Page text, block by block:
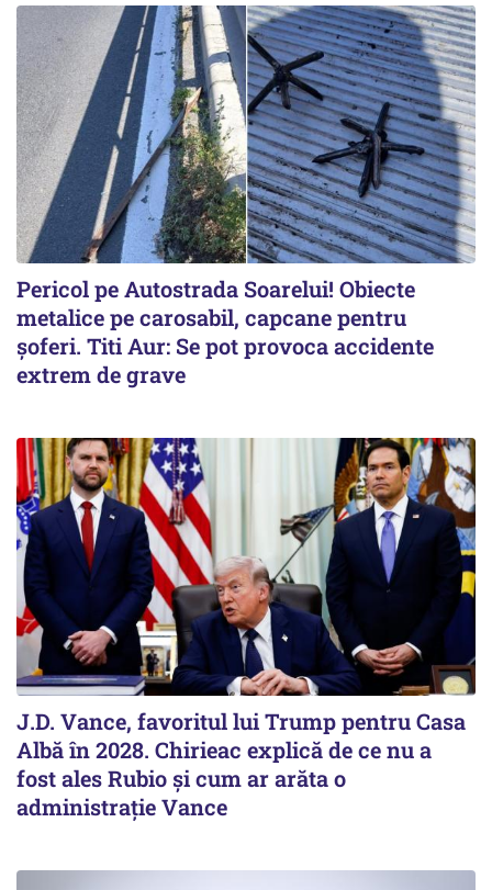
Pericol pe Autostrada Soarelui! Obiecte
metalice pe carosabil, capcane pentru
șoferi. Titi Aur: Se pot provoca accidente
extrem de grave
J.D. Vance, favoritul lui Trump pentru Casa
Albă în 2028. Chirieac explică de ce nu a
fost ales Rubio și cum ar arăta o
administrație Vance